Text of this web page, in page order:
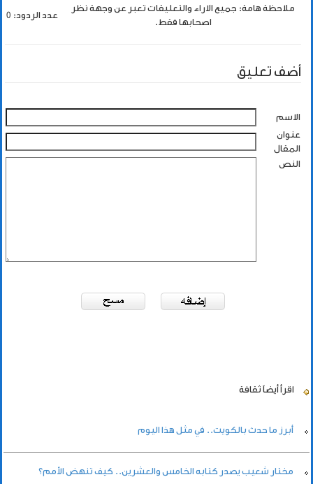
ملاحظة هامة: جميع الاراء والتعليقات تعبر عن وجهة نظر
اصحابها فقط.
عدد الردود: 0
أضف تعليق
الاسم
عنوان
المقال
النص
اقرأ أيضاً ثقافة
أبرز ما حدث بالكويت.. في مثل هذا اليوم
مختار شعيب يصدر كتابه الخامس والعشرين.. كيف تنهض الأمم؟